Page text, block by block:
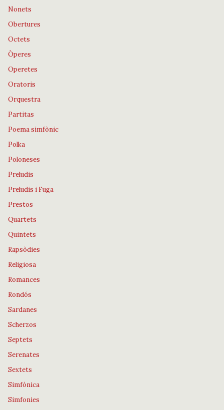
Nonets
Obertures
Octets
Òperes
Operetes
Oratoris
Orquestra
Partitas
Poema simfònic
Polka
Poloneses
Preludis
Preludis i Fuga
Prestos
Quartets
Quintets
Rapsòdies
Religiosa
Romances
Rondós
Sardanes
Scherzos
Septets
Serenates
Sextets
Simfònica
Simfonies